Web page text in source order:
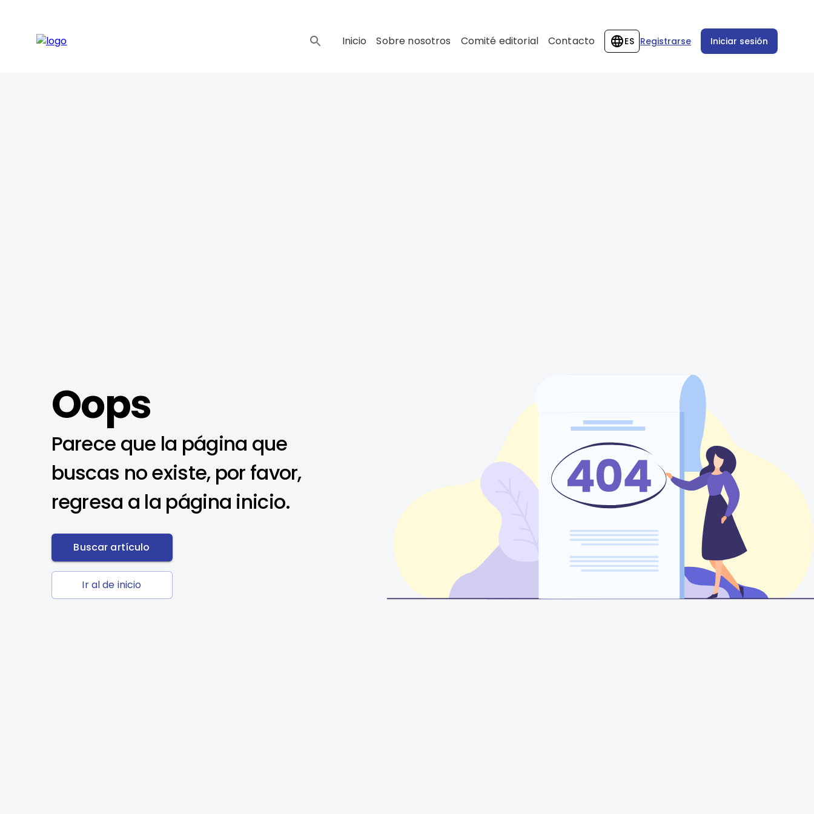
Inicio Sobre nosotros Comité editorial Contacto ES Registrarse Iniciar sesión
Oops
Parece que la página que
buscas no existe, por favor,
regresa a la página inicio.
Buscar artículo
Ir al de inicio